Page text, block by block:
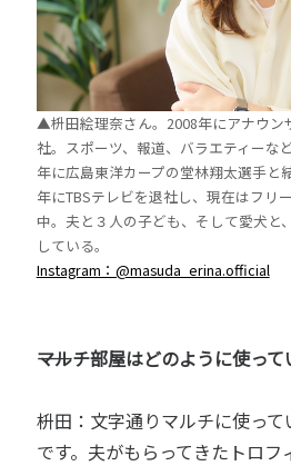
▲枡田絵理奈さん。2008年にアナウン
社。スポーツ、報道、バラエティーな
年に広島東洋カープの堂林翔太選手と
年にTBSテレビを退社し、現在はフリ
中。夫と３人の子ども、そして愛犬と
している。
Instagram：@masuda_erina.official
――マルチ部屋はどのように使っ
枡田：文字通りマルチに使って
です。夫がもらってきたトロ